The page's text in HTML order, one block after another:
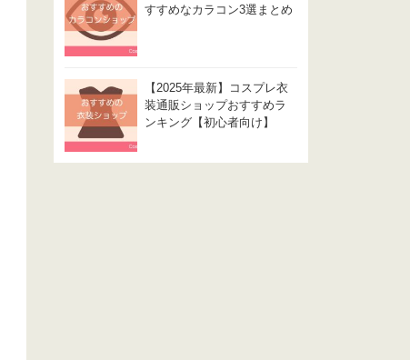
すすめなカラコン3選まとめ
【2025年最新】コスプレ衣
装通販ショップおすすめラ
ンキング【初心者向け】